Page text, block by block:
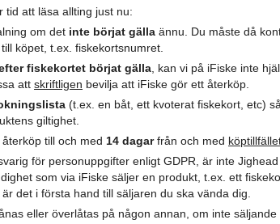
tid att läsa allting just nu:
om det inte börjat gälla ännu. Du måste då
köpet, t.ex. fiskekortsnumret.
fiskekortet börjat gälla , kan vi på iFiske inte
att skriftligen bevilja att iFiske gör ett återköp.
(t.ex. en båt, ett kvoterat fiskekort, etc)
giltighet.
till och med 14 dagarfrån och med
för personuppgifter enligt GDPR, är inte
som via iFiske säljer en produkt, t.ex. ett
det i första hand till säljaren du ska vända dig.
eller överlåtas på någon annan, om inte